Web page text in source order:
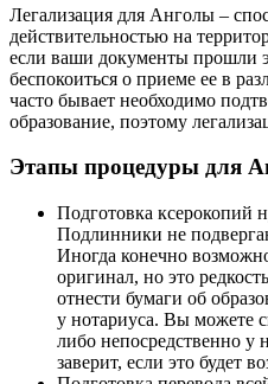
Легализация для Анголы –
действительностью на
если ваши документы прошли
беспокоиться о приеме ее в
часто бывает необходимо
образование, поэтому
Этапы процедуры для
Подготовка ксерокопий
Подлинники не
Иногда конечно
оригинал, но это
отнести бумаги об
у нотариуса. Вы можете
либо непосредственно у
заверит, если это будет